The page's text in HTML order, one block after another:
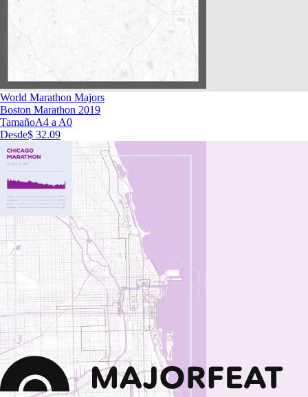
World Marathon Majors
Boston Marathon 2019
TamañoA4 a A0
Desde$ 32.09